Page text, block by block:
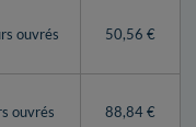
ouvrés 50,56 €
ouvrés 88,84 €